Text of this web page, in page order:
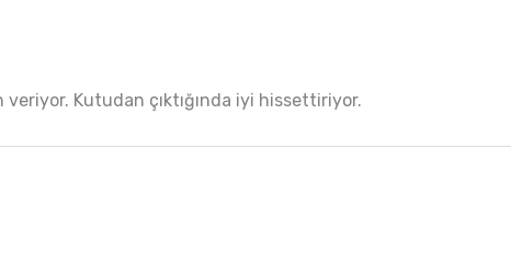
veriyor. Kutudan çıktığında iyi hissettiriyor.